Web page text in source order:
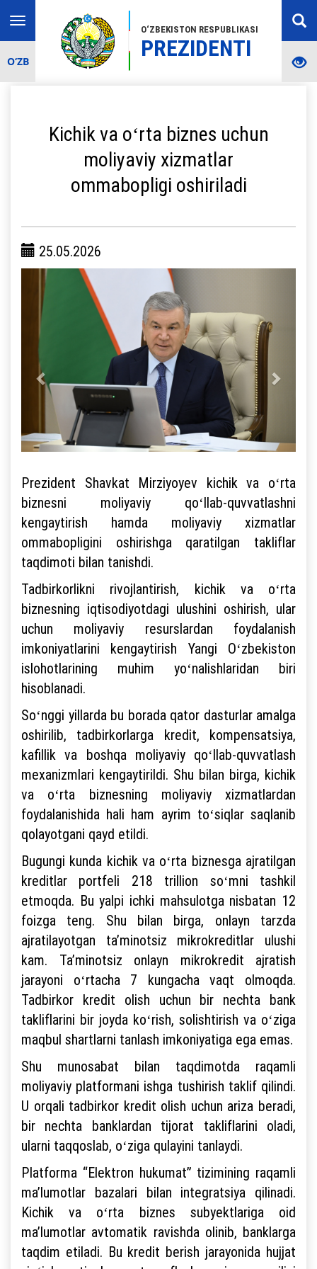
O‘ZBEKISTON RESPUBLIKASI
PREZIDENTI
Toggle
navigation
O‘ZB
Kichik va oʻrta biznes uchun
moliyaviy xizmatlar
ommabopligi oshiriladi
25.05.2026
Prezident Shavkat Mirziyoyev kichik va oʻrta
biznesni moliyaviy qoʻllab-quvvatlashni
kengaytirish hamda moliyaviy xizmatlar
ommabopligini oshirishga qaratilgan takliflar
taqdimoti bilan tanishdi.
Tadbirkorlikni rivojlantirish, kichik va oʻrta
biznesning iqtisodiyotdagi ulushini oshirish, ular
uchun moliyaviy resurslardan foydalanish
imkoniyatlarini kengaytirish Yangi Oʻzbekiston
islohotlarining muhim yoʻnalishlaridan biri
hisoblanadi.
Soʻnggi yillarda bu borada qator dasturlar amalga
oshirilib, tadbirkorlarga kredit, kompensatsiya,
kafillik va boshqa moliyaviy qoʻllab-quvvatlash
mexanizmlari kengaytirildi. Shu bilan birga, kichik
va oʻrta biznesning moliyaviy xizmatlardan
foydalanishida hali ham ayrim toʻsiqlar saqlanib
qolayotgani qayd etildi.
Bugungi kunda kichik va oʻrta biznesga ajratilgan
kreditlar portfeli 218 trillion soʻmni tashkil
etmoqda. Bu yalpi ichki mahsulotga nisbatan 12
foizga teng. Shu bilan birga, onlayn tarzda
ajratilayotgan taʼminotsiz mikrokreditlar ulushi
kam. Taʼminotsiz onlayn mikrokredit ajratish
jarayoni oʻrtacha 7 kungacha vaqt olmoqda.
Tadbirkor kredit olish uchun bir nechta bank
takliflarini bir joyda koʻrish, solishtirish va oʻziga
maqbul shartlarni tanlash imkoniyatiga ega emas.
Shu munosabat bilan taqdimotda raqamli
moliyaviy platformani ishga tushirish taklif qilindi.
U orqali tadbirkor kredit olish uchun ariza beradi,
bir nechta banklardan tijorat takliflarini oladi,
ularni taqqoslab, oʻziga qulayini tanlaydi.
Platforma “Elektron hukumat” tizimining raqamli
maʼlumotlar bazalari bilan integratsiya qilinadi.
Kichik va oʻrta biznes subyektlariga oid
maʼlumotlar avtomatik ravishda olinib, banklarga
taqdim etiladi. Bu kredit berish jarayonida hujjat